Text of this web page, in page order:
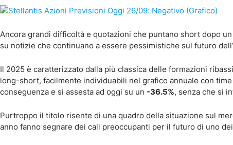
Ancora grandi difficoltà e quotazioni che puntano short dopo
su notizie che continuano a essere pessimistiche sul futuro
Il 2025 è caratterizzato dalla più classica delle formazioni
long-short, facilmente individuabili nel grafico annuale con
conseguenza e si assesta ad oggi su un -36.5%, senza che si
Purtroppo il titolo risente di una quadro della situazione sul
anno fanno segnare dei cali preoccupanti per il futuro di uno